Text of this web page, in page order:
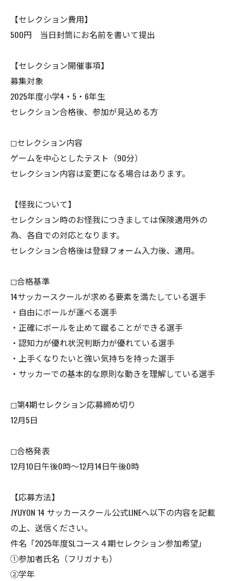
【セレクション費用】
500円 当日封筒にお名前を書いて提出
【セレクション開催事項】
募集対象
2025年度小学4・5・6年生
セレクション合格後、参加が見込める方
◻︎セレクション内容
ゲームを中心としたテスト（90分）
セレクション内容は変更になる場合はあります。
【怪我について】
セレクション時のお怪我につきましては保険適用外の
為、各自での対応となります。
セレクション合格後は登録フォーム入力後、適用。
◻︎合格基準
14サッカースクールが求める要素を満たしている選手
・自由にボールが運べる選手
・正確にボールを止めて蹴ることができる選手
・認知力が優れ状況判断力が優れている選手
・上手くなりたいと強い気持ちを持った選手
・サッカーでの基本的な原則な動きを理解している選手
◻︎第4期セレクション応募締め切り
12月5日
◻︎合格発表
12月10日午後0時〜12月14日午後0時
【応募方法】
JYUYON 14 サッカースクール公式LINEへ以下の内容を記載
の上、送信ください。
件名「2025年度SLコース４期セレクション参加希望」
①参加者氏名（フリガナも）
②学年